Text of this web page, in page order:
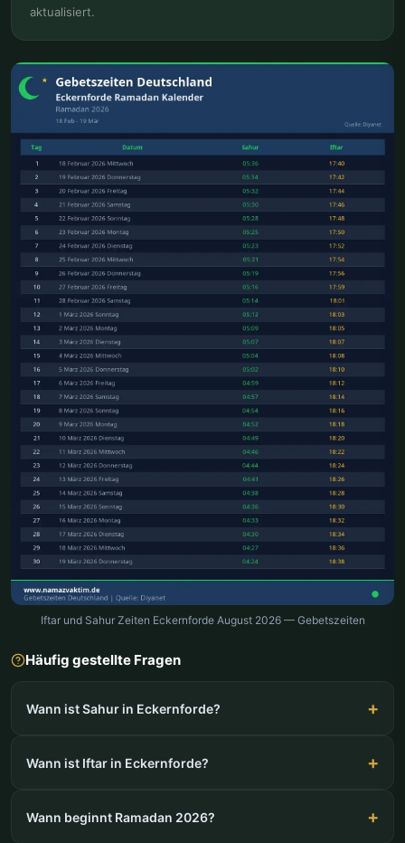
aktualisiert.
Iftar und Sahur Zeiten Eckernforde August 2026 — Gebetszeiten
Häufig gestellte Fragen
Wann ist Sahur in Eckernforde?
Wann ist Iftar in Eckernforde?
Wann beginnt Ramadan 2026?